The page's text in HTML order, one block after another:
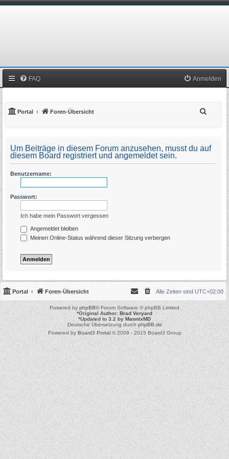
FAQ Anmelden
Portal Foren-Übersicht
h
Um Beiträge in diesem Forum anzusehen, musst du auf
diesem Board registriert und angemeldet sein.
Benutzername:
Passwort:
Ich habe mein Passwort vergessen
Angemeldet bleiben
Meinen Online-Status während dieser Sitzung verbergen
Portal Foren-Übersicht Alle Zeiten sind UTC+02:00
Powered byphpBB® Forum Software © phpBB Limited
*Original Author:Brad Veryard
*Updated to 3.2 byMannixMD
Deutsche Übersetzung durchphpBB.de
Powered byBoard3 Portal© 2009 - 2015 Board3 Group